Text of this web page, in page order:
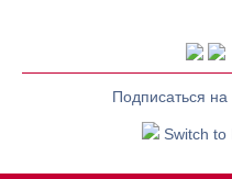
Подписаться
Switch to